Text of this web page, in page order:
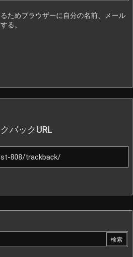
ためブラウザーに自分の名前、メール
る。
バックURL